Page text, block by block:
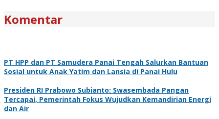
Komentar
PT HPP dan PT Samudera Panai Tengah Salurkan Bantuan
Sosial untuk Anak Yatim dan Lansia di Panai Hulu
Presiden RI Prabowo Subianto: Swasembada Pangan
Tercapai, Pemerintah Fokus Wujudkan Kemandirian Energi
dan Air